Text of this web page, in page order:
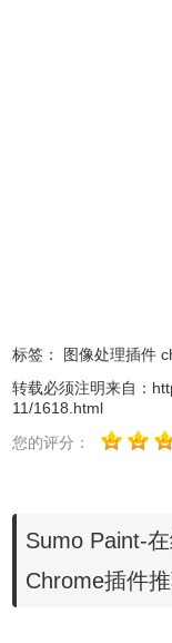
- 扭曲
- 边缘检测
- 噪点
- 锐化
- 风格化
- 纹理
- 其他
标签： 图像处理插件
转载必须注明来自：
11/1618.html
您的评分：
Sumo Paint-
Chrome插件